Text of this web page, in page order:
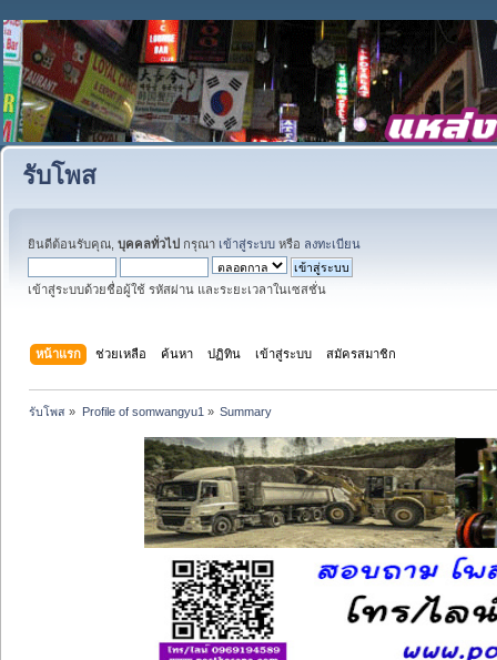
รับโพส
ยินดีต้อนรับคุณ, บุคคลทั่วไป กรุณา เข้าสู่ระบบ หรือ ลงทะเบียน
เข้าสู่ระบบด้วยชื่อผู้ใช้ รหัสผ่าน และระยะเวลาในเซสชั่น
หน้าแรก ช่วยเหลือ ค้นหา ปฏิทิน เข้าสู่ระบบ สมัครสมาชิก
รับโพส » Profile of somwangyu1 » Summary